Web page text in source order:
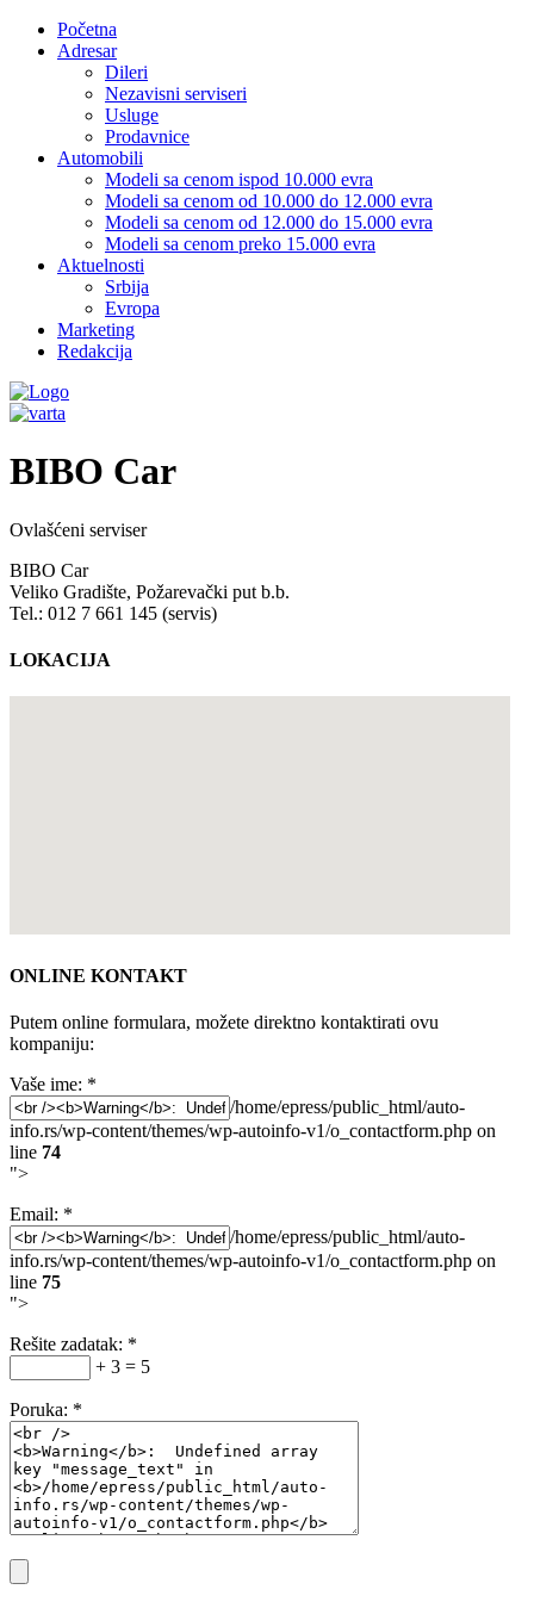
Početna
Adresar
Dileri
Nezavisni serviseri
Usluge
Prodavnice
Automobili
Modeli sa cenom ispod 10.000 evra
Modeli sa cenom od 10.000 do 12.000 evra
Modeli sa cenom od 12.000 do 15.000 evra
Modeli sa cenom preko 15.000 evra
Aktuelnosti
Srbija
Evropa
Marketing
Redakcija
BIBO Car
Ovlašćeni serviser
BIBO Car
Veliko Gradište, Požarevački put b.b.
Tel.: 012 7 661 145 (servis)
LOKACIJA
ONLINE KONTAKT
Putem online formulara, možete direktno kontaktirati ovu
kompaniju:
Vaše ime: *
/home/epress/public_html/auto-
info.rs/wp-content/themes/wp-autoinfo-v1/o_contactform.php on
line 74
">
Email: *
/home/epress/public_html/auto-
info.rs/wp-content/themes/wp-autoinfo-v1/o_contactform.php on
line 75
">
Rešite zadatak: *
+ 3 = 5
Poruka: *